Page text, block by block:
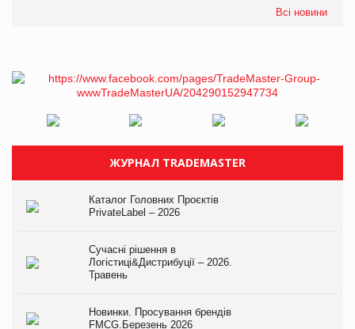
Всі новини
ЖУРНАЛ TRADEMASTER
Каталог Головних Проєктів
PrivateLabel – 2026
Сучасні рішення в
Логістиці&Дистрибуції – 2026.
Травень
Новинки. Просування брендів
FMCG.Березень 2026